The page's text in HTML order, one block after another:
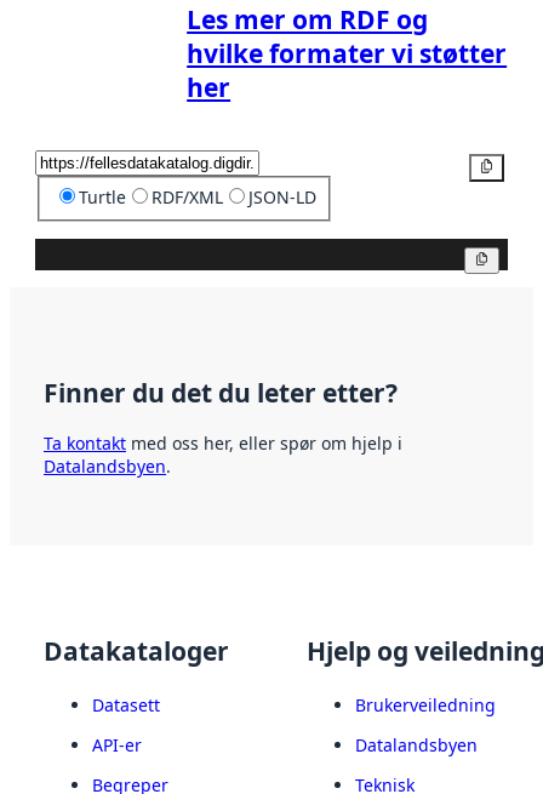
Les mer om RDF og
hvilke formater vi støtter
her
Turtle RDF/XML JSON-LD
Finner du det du leter etter?
Ta kontakt med oss her, eller spør om hjelp i
Datalandsbyen.
Datakataloger
Datasett
API-er
Begreper
Hjelp og
Brukerveiledning
Datalandsbyen
Teknisk